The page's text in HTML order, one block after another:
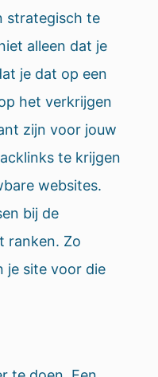
strategisch te
alleen dat je
je dat op een
het verkrijgen
zijn voor jouw
te krijgen
websites.
bij de
ranken. Zo
je site voor die